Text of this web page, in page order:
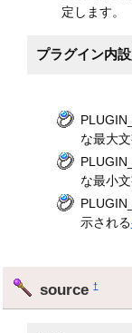
定します。
プラグイン内
な最大
な最小
示される
source†